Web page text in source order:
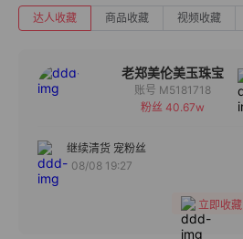
达人收藏 商品收藏 视频收藏
老郑美伦美玉珠宝
备注
账号 M5181718
粉丝 40.67w
继续清货 宠粉丝
08/08 19:27
立即收藏